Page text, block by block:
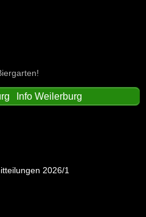
Info Weilerburg